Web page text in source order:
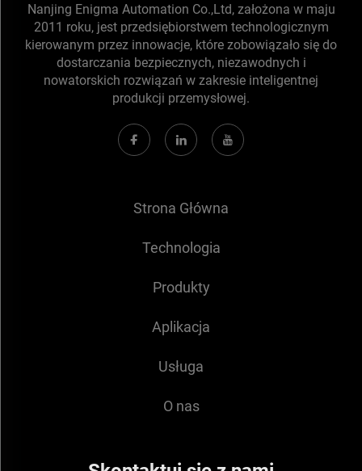
Nanjing Enigma Automation Co.,Ltd, założona w maju
2011 roku, jest przedsiębiorstwem technologicznym
kierowanym przez innowacje, które zobowiązało się do
dostarczania bezpiecznych, niezawodnych i
nowatorskich rozwiązań w zakresie inteligentnej
produkcji przemysłowej.
Strona Główna
Technologia
Produkty
Aplikacja
Usługa
O nas